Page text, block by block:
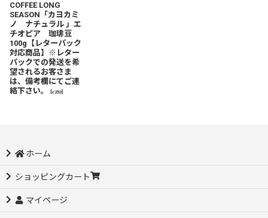
COFFEE LONG
SEASON「カヨカミ
ノ ナチュラル 」エ
チオピア 珈琲豆
100g【レターパック
対応商品】※レター
パックでの発送を希
望されるお客さま
は、備考欄にてご連
絡下さい。
c253
ホーム
ショッピングカート
マイページ